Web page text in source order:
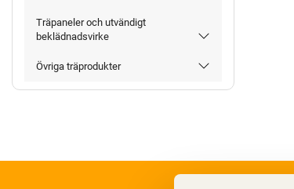
Träpaneler och utvändigt
beklädnadsvirke
Övriga träprodukter